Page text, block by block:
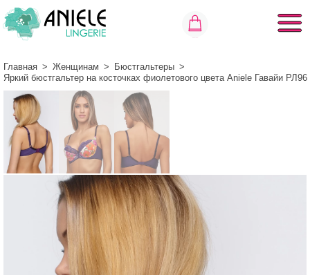
Главная > Женщинам > Бюстгальтеры >
Яркий бюстгальтер на косточках фиолетового цвета Aniele Гавайи